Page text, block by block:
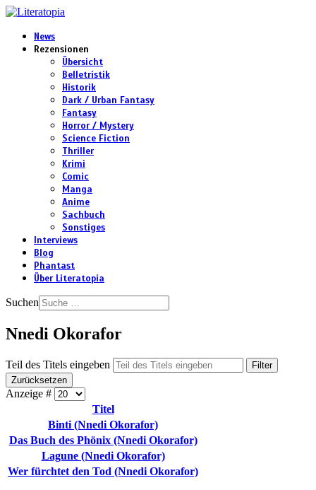
News
Rezensionen
Übersicht
Belletristik
Historik
Dark / Urban Fantasy
Fantasy
Horror / Mystery
Science Fiction
Thriller
Krimi
Comic
Manga
Anime
Sachbuch
Sonstiges
Interviews
Blog
Phantast
Über Literatopia
Suchen
Nnedi Okorafor
Teil des Titels eingeben
Filter
Zurücksetzen
Anzeige #
Titel
Binti (Nnedi Okorafor)
Das Buch des Phönix (Nnedi Okorafor)
Lagune (Nnedi Okorafor)
Wer fürchtet den Tod (Nnedi Okorafor)